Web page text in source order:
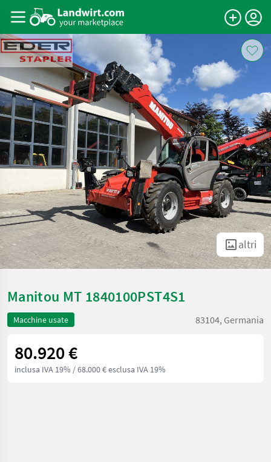
altri
Manitou MT 1840100PST4S1
Macchine usate 83104, Germania
80.920 €
inclusa IVA 19% / 68.000 € esclusa IVA 19%